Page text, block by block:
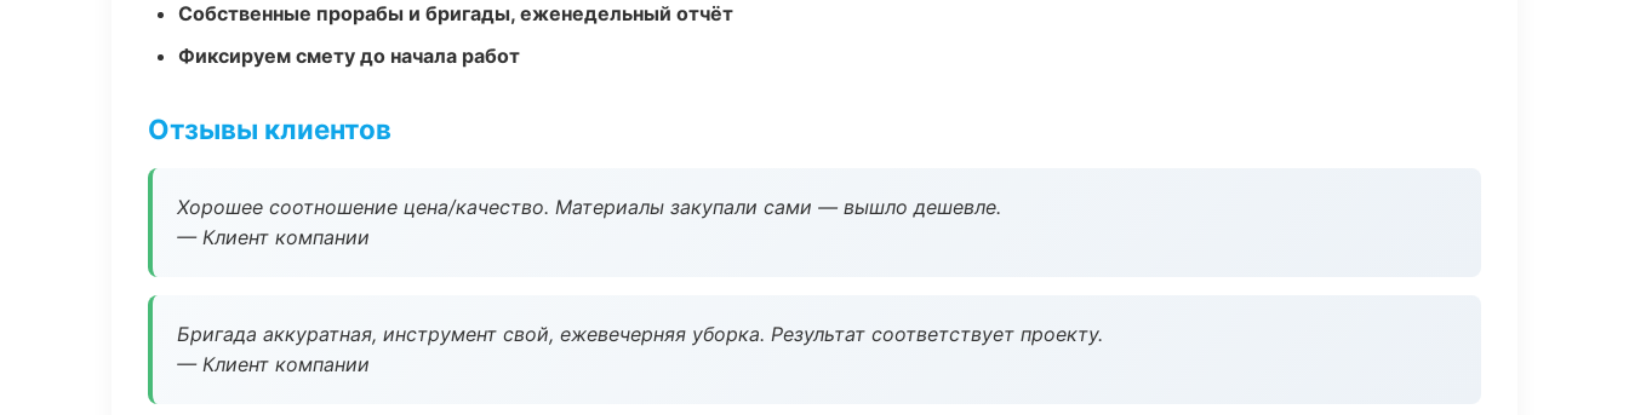
Собственные прорабы и бригады, еженедельный отчёт
Фиксируем смету до начала работ
Отзывы клиентов
Хорошее соотношение цена/качество. Материалы закупали сами — вышло дешевле.
— Клиент компании
Бригада аккуратная, инструмент свой, ежевечерняя уборка. Результат соответствует проекту.
— Клиент компании